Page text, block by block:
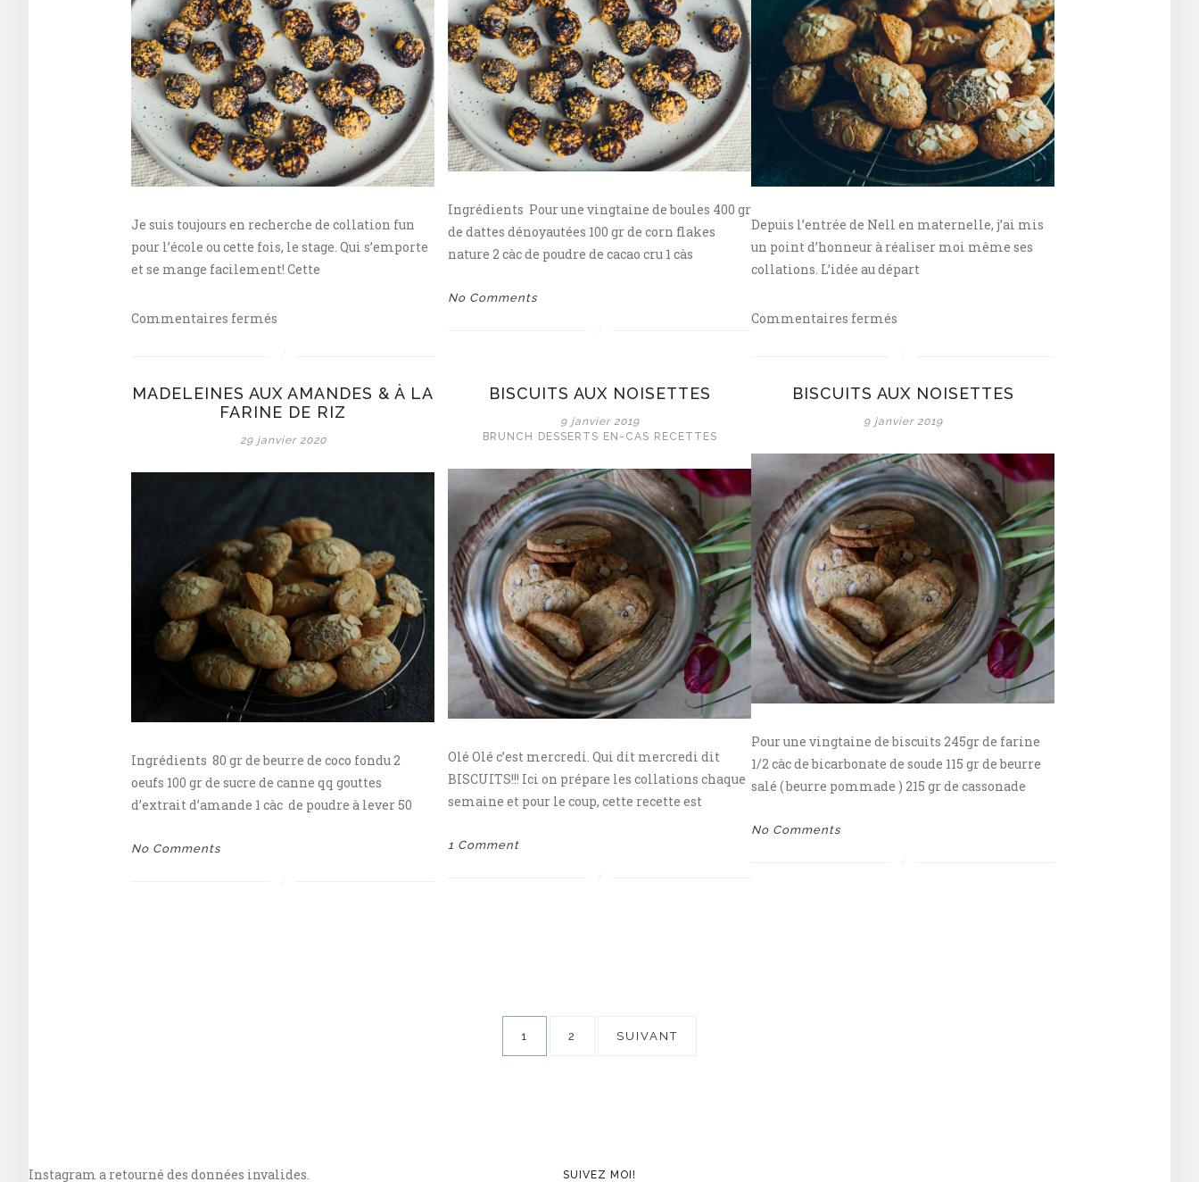
Je suis toujours en recherche de collation fun
pour l’école ou cette fois, le stage. Qui s’emporte
et se mange facilement! Cette
Commentaires fermés
au
corn
poudre
cacao
Ingrédients Pour une vingtaine de boules 400 gr
de dattes dénoyautées 100 gr de corn flakes
nature 2 càc de poudre de cacao cru 1 càs
No Comments
Depuis l’entrée de Nell en maternelle, j’ai mis
un point d’honneur à réaliser moi même ses
collations. L’idée au départ
Commentaires fermés
amandes
à
la
farine
de
riz
MADELEINES AUX AMANDES & À LA
FARINE DE RIZ
29 janvier 2020
Ingrédients 80 gr de beurre de coco fondu 2
oeufs 100 gr de sucre de canne qq gouttes
d’extrait d’amande 1 càc de poudre à lever 50
No Comments
BISCUITS AUX NOISETTES
9 janvier 2019
BRUNCH
DESSERTS EN-CAS RECETTES
Olé Olé c’est mercredi. Qui dit mercredi dit
BISCUITS!!! Ici on prépare les collations chaque
semaine et pour le coup, cette recette est
1 Comment
BISCUITS AUX NOISETTES
9 janvier 2019
Pour une vingtaine de biscuits 245gr de farine
1/2 càc de bicarbonate de soude 115 gr de beurre
salé ( beurre pommade ) 215 gr de cassonade
No Comments
Pagination
des
1 2 SUIVANT
Instagram a retourné des données invalides. SUIVEZ MOI!